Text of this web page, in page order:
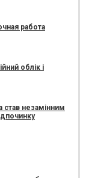
работа
облік і
незамінним